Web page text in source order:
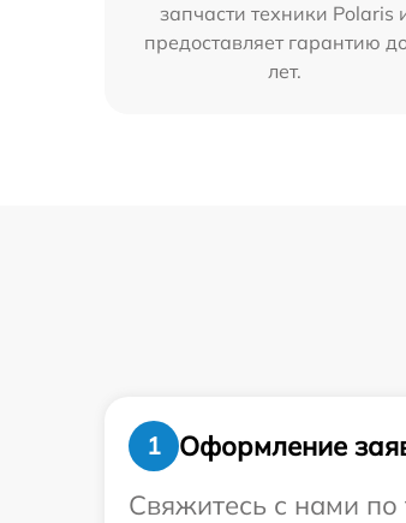
запчасти техники Polaris
предоставляет гарантию
лет.
1
Оформление
Свяжитесь с нами по